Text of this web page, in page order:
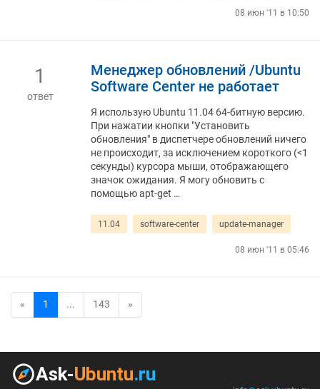
08 июн '11 в 10:50
1
ответ
Менеджер обновлений /Ubuntu
Software Center не работает
Я использую Ubuntu 11.04 64-битную версию.
При нажатии кнопки "Установить
обновления" в диспетчере обновлений ничего
не происходит, за исключением короткого (<1
секунды) курсора мыши, отображающего
значок ожидания. Я могу обновить с
помощью apt-get …
11.04 software-center update-manager
08 июн '11 в 05:46
« 1 ... 143 »